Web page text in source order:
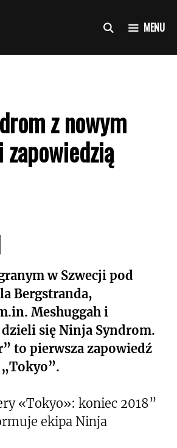
MENU
z nowym
w Szwecji pod
Bergstranda,
Meshuggah i
się Ninja Syndrom.
to pierwsza zapowiedź
«Tokyo»: koniec 2018”
ekipa Ninja